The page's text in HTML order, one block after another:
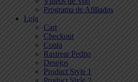
Programa de Afiliados
Loja
Cart
Checkout
Conta
Rastrear Pedito
Desejos
Product Style 1
Product Style 2